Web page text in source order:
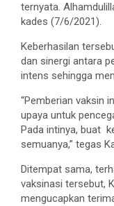
ternyata.
kades (7/6/2021).
Keberhasilan
dan sinergi antara
intens sehingga
“Pemberian vaksin
upaya untuk
Pada intinya, buat
semuanya,” tegas
Ditempat sama,
vaksinasi tersebut,
mengucapkan